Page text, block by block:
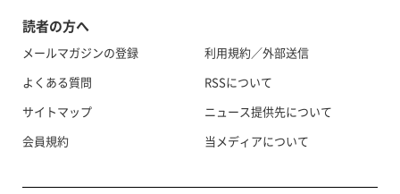
読者の方へ
メールマガジンの登録
よくある質問
サイトマップ
会員規約
利用規約／外部送信
RSSについて
ニュース提供先について
当メディアについて